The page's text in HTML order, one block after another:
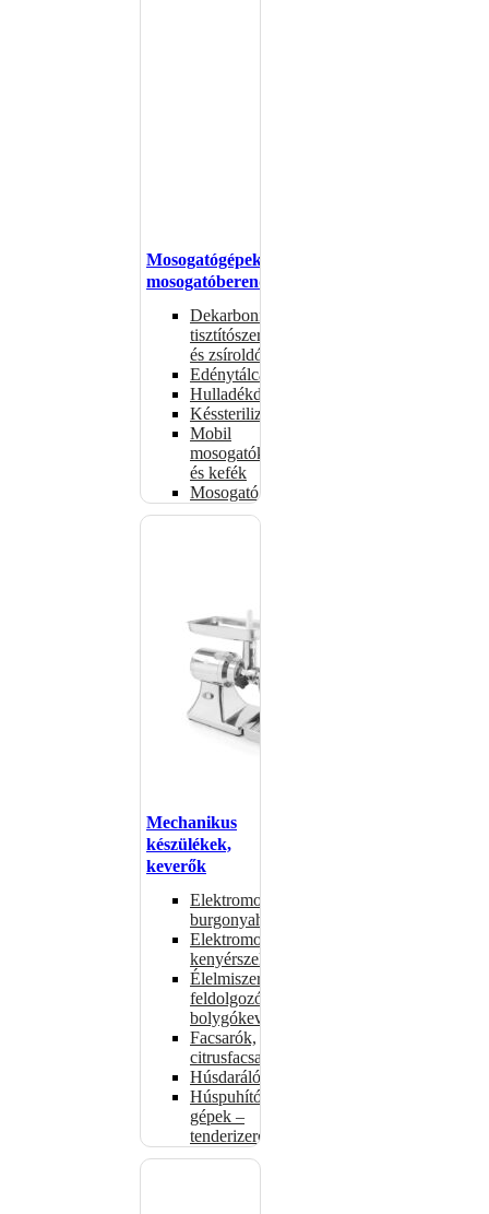
Mosogatógépek,
mosogatóberendezések
Dekarbonizáló
tisztítószerek
és zsíroldók
Edénytálcák
Hulladékdarálók
Késsterilizátorok
Mobil
mosogatók
és kefék
Mosogatógépkosarak
Mechanikus
készülékek,
keverők
Elektromos
burgonyahámozók
Elektromos
kenyérszeletelők
Élelmiszer-
feldolgozók –
bolygókeverők
Facsarók,
citrusfacsarók
Húsdarálók
Húspuhító
gépek –
tenderizerek